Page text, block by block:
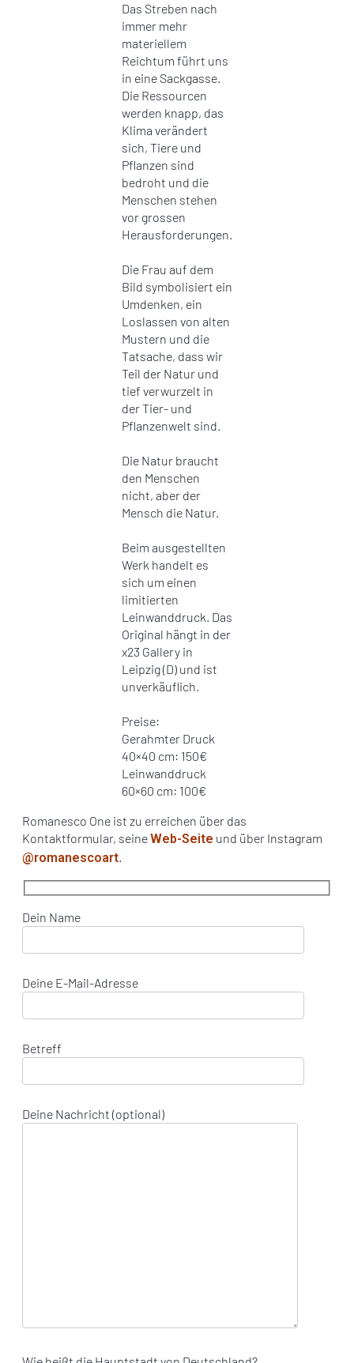
Das Streben nach
immer mehr
materiellem
Reichtum führt uns
in eine Sackgasse.
Die Ressourcen
werden knapp, das
Klima verändert
sich, Tiere und
Pflanzen sind
bedroht und die
Menschen stehen
vor grossen
Herausforderungen.
Die Frau auf dem
Bild symbolisiert ein
Umdenken, ein
Loslassen von alten
Mustern und die
Tatsache, dass wir
Teil der Natur und
tief verwurzelt in
der Tier- und
Pflanzenwelt sind.
Die Natur braucht
den Menschen
nicht, aber der
Mensch die Natur.
Beim ausgestellten
Werk handelt es
sich um einen
limitierten
Leinwanddruck. Das
Original hängt in der
x23 Gallery in
Leipzig (D) und ist
unverkäuflich.
Preise:
Gerahmter Druck
40×40 cm: 150€
Leinwanddruck
60×60 cm: 100€
Romanesco One ist zu erreichen über das
Kontaktformular, seineWeb-Seite und über Instagram
@romanescoart.
Dein Name
Deine E-Mail-Adresse
Betreff
Deine Nachricht (optional)